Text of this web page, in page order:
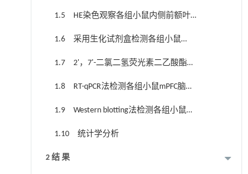
1.5 HE染色观察各组小鼠内侧前额叶皮
1.6 采用生化试剂盒检测各组小鼠
1.7 2'，7'-二氯二氢荧光素二乙酸酯
组小鼠mPFC脑区组织中ROS阳性率
1.8 RT-qPCR法检测各组小鼠mPFC脑区
1.9 Western blotting法检测各组小鼠
1.10 统计学分析
2 结 果